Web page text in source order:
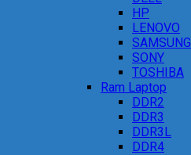
HP
LENOVO
SAMSUNG
SONY
TOSHIBA
Ram Laptop
DDR2
DDR3
DDR3L
DDR4